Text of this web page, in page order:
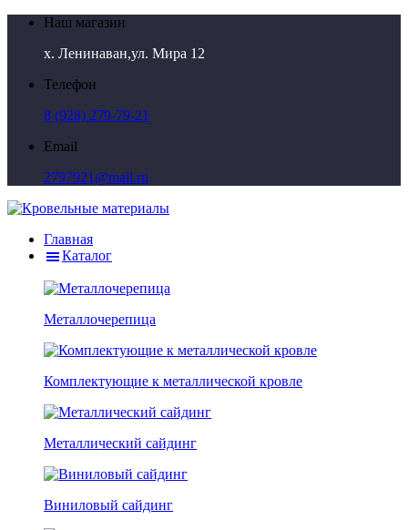
Наш магазин
х. Ленинаван,ул. Мира 12
Телефон
8 (928) 279-79-21
Email
2797921@mail.ru
Главная
Каталог
Металлочерепица
Комплектующие к металлической кровле
Металлический сайдинг
Виниловый сайдинг